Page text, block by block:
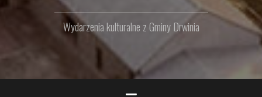
Wydarzenia kulturalne z Gminy Drwinia